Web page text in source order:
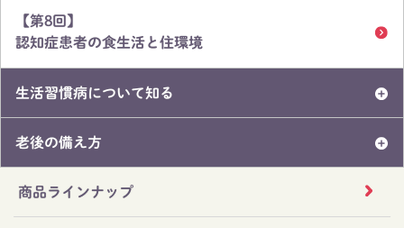
【第8回】
認知症患者の食生活と住環境
生活習慣病について知る
老後の備え方
商品ラインナップ